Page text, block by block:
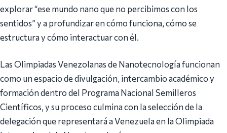
explorar “ese mundo nano que no percibimos con los
sentidos” y a profundizar en cómo funciona, cómo se
estructura y cómo interactuar con él.
Las Olimpiadas Venezolanas de Nanotecnología funcionan
como un espacio de divulgación, intercambio académico y
formación dentro del Programa Nacional Semilleros
Científicos, y su proceso culmina con la selección de la
delegación que representará a Venezuela en la Olimpiada